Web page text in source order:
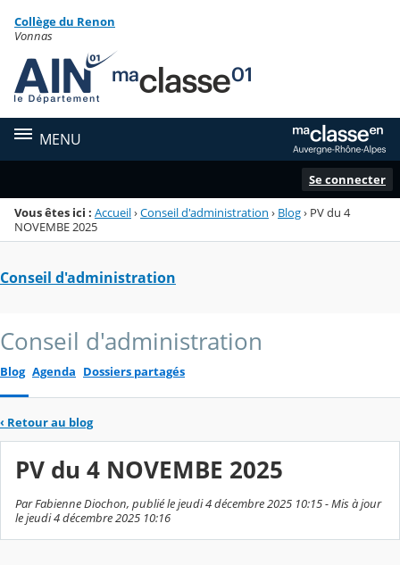
Menu de la rubrique
Contenu
Collège du Renon
Vonnas
MENU
Se connecter
Vous êtes ici : Accueil›Conseil d'administration › Blog› PV du 4
NOVEMBE 2025
Conseil d'administration
Conseil d'administration
Blog Agenda Dossiers partagés
‹ Retour au blog
PV du 4 NOVEMBE 2025
Par Fabienne Diochon, publié le jeudi 4 décembre 2025 10:15 - Mis à jour
le jeudi 4 décembre 2025 10:16